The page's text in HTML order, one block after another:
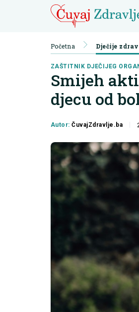
Početna Dječije
ZAŠTITNIK DJEČIJEG
Smijeh
djecu od
Autor:ČuvajZdravlje.ba